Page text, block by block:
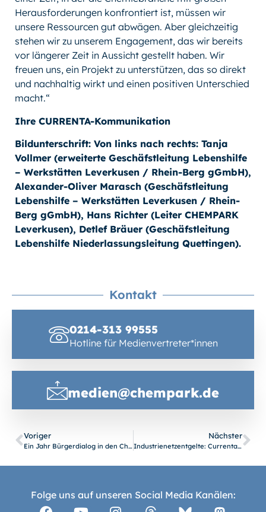
Herausforderungen konfrontiert ist, müssen wir
unsere Ressourcen gut abwägen. Aber gleichzeitig
stehen wir zu unserem Engagement, das wir bereits
vor längerer Zeit in Aussicht gestellt haben. Wir
freuen uns, ein Projekt zu unterstützen, das so direkt
und nachhaltig wirkt und einen positiven Unterschied
macht.“
Ihre CURRENTA-Kommunikation
Bildunterschrift: Von links nach rechts: Tanja
Vollmer (erweiterte Geschäfstleitung Lebenshilfe
– Werkstätten Leverkusen / Rhein-Berg gGmbH),
Alexander-Oliver Marasch (Geschäfstleitung
Lebenshilfe – Werkstätten Leverkusen / Rhein-
Berg gGmbH), Hans Richter (Leiter CHEMPARK
Leverkusen), Detlef Bräuer (Geschäfstleitung
Lebenshilfe Niederlassungsleitung Quettingen).
Kontakt
0214-313 99555
Hotline für Medienvertreter*innen
medien@chempark.de
Voriger
Ein Jahr Bürgerdialog in den Chempark-Besucherempfängen – höchste Zeit für ein erstes Fazit
Nächster
Industrienetzentgelte: Currenta beteiligt sich am Pilotprojekt der Bundesnetzagentur
Folge uns auf unseren Social Media Kanälen: